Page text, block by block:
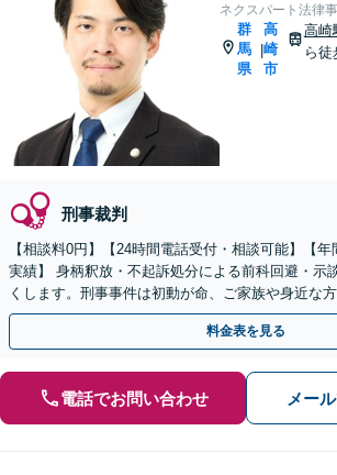
ネクスパート法律
群
馬
県
|
高
崎
市
高崎
ら徒
刑事裁判
【相談料0円】【24時間電話受付・相談可能】【
実績】 身柄釈放・不起訴処分による前科回避・示
くします。刑事事件は初動が命、ご家族や身近な
ったら一刻も早くお電話ください。
料金表を見る
電話でお問い合わせ メー